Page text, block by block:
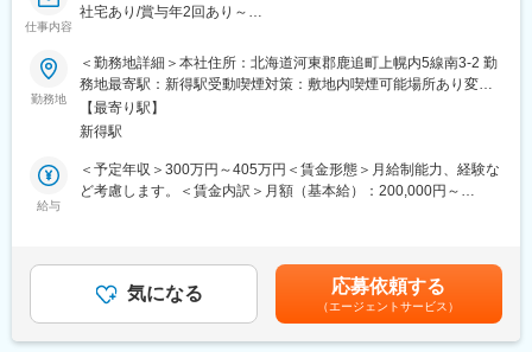
■就業環境：
補助も充実。定期健康診断や共済会加入など、福利厚生も整って
います。
■想定されるキャリアパス：
可能です。農業経営や専門技術者への道も開かれています。
自然豊かな環境で、作物とじっくり向き合うことができることが
魅力であり、多様な業務を経験しながら、専門性と幅広い視野を
養えます。
仕事内容
社宅あり/賞与年2回あり～
■何をやっている企業か？
有限会社ケーアイ牧場は、十勝の鹿追町という町から１０キロく
らいのところにある牧場です。
約９５０頭の牛を、技能実習生含む１５名のスタッフで飼養管理
しています。
鹿追町の中での年間総乳量第１位をここ５年間キープしていま
す。スーパーカウも２年連続で輩出しています。
■仕事内容
下記、業務を担当頂きます。
・酪農作業（作業管理者）全般に従事していただきます。
勤務地
＜勤務地詳細＞本社住所：北海道河東郡鹿追町上幌内5線南3-2 勤
務地最寄駅：新得駅受動喫煙対策：敷地内喫煙可能場所あり変更
の範囲：会社の定める事業所
【最寄り駅】
新得駅
給与
＜予定年収＞300万円～405万円＜賃金形態＞月給制能力、経験な
ど考慮します。＜賃金内訳＞月額（基本給）：200,000円～
額/昇給率1月あたり5,000円～10,000円（前年度実績）賃金はあく
までも目安の金額であり、選考を通じて上下する可能性がありま
す。月給(月額)は固定手当を含めた表記です。
気になる 応募依頼する
（エージェントサービス）